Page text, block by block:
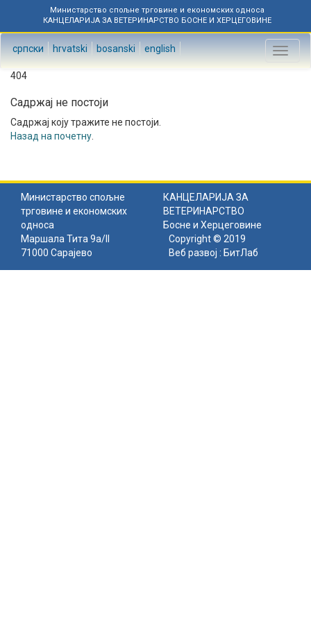
Министарство спољне трговине и економских односа
КАНЦЕЛАРИЈА ЗА ВЕТЕРИНАРСТВО БОСНЕ И ХЕРЦЕГОВИНЕ
српски hrvatski bosanski english
Toggle
404
Садржај не постоји
Садржај коју тражите не постоји.
Назад на почетну
Министарство спољне
трговине и економских
односа
КАНЦЕЛАРИЈА ЗА
ВЕТЕРИНАРСТВО
Босне и Херцеговине
Маршала Тита 9а/II
71000 Сарајево
Copyright © 2019
Веб развој : БитЛаб